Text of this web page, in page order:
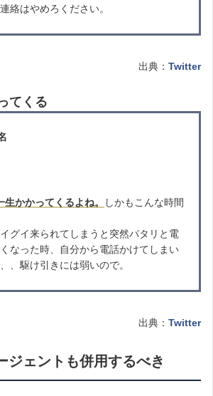
絡はやめろください。
出典： Twitter
てくる
かかってくるよね。
しかもこんな時間
グイ来られてしまうと突然パタリと電
なった時、自分から電話かけてしまい
、駆け引きには弱いので。
出典： Twitter
ジェントも併用するべき